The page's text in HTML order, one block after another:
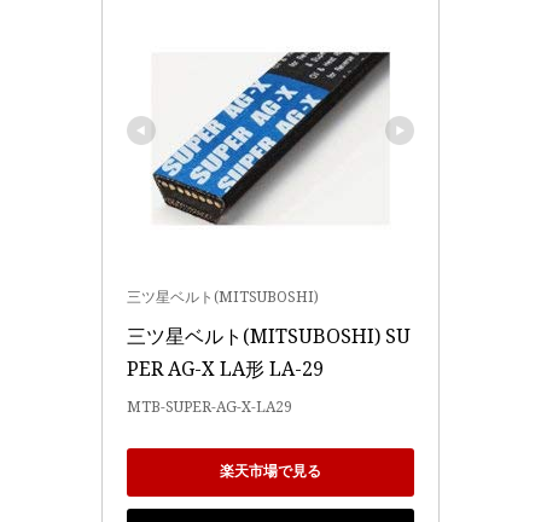
三ツ星ベルト(MITSUBOSHI)
三ツ星ベルト(MITSUBOSHI) SU
PER AG-X LA形 LA-29
MTB-SUPER-AG-X-LA29
楽天市場で見る